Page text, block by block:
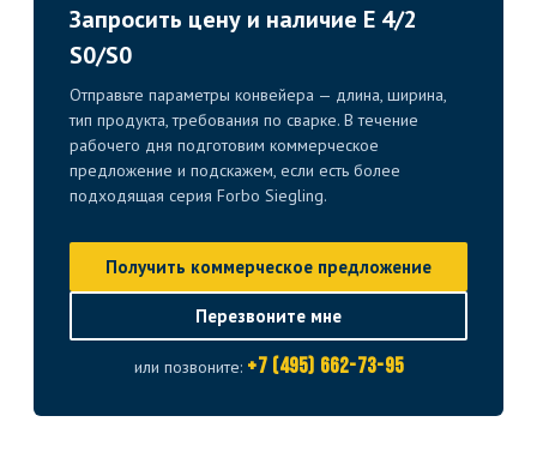
Запросить цену и наличие E 4/2
S0/S0
Отправьте параметры конвейера — длина, ширина,
тип продукта, требования по сварке. В течение
рабочего дня подготовим коммерческое
предложение и подскажем, если есть более
подходящая серия Forbo Siegling.
Получить коммерческое предложение
Перезвоните мне
или позвоните: +7 (495) 662-73-95